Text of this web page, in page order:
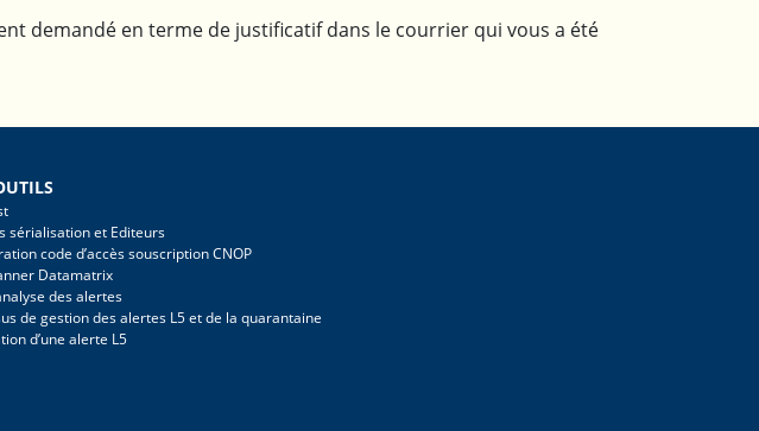
demandé en terme de justificatif dans le courrier qui vous a été
sérialisation et Editeurs
code d’accès souscription CNOP
Datamatrix
des alertes
de gestion des alertes L5 et de la quarantaine
d’une alerte L5